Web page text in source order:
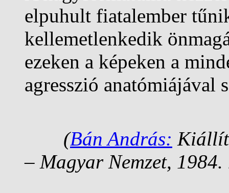
elpuhult fiatalember
kellemetlenkedik
ezeken a képeken a
agresszió
(Bán András:
– Magyar Nemzet,